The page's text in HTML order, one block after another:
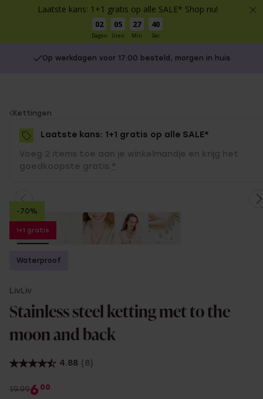
Laatste kans: 1+1 gratis op alle SALE* Shop nu!
02
Dagen
05
Uren
27
Min
40
Sec
Op werkdagen voor 17:00 besteld, morgen in huis
You
are
here:
Kettingen
Laatste kans: 1+1 gratis op alle SALE*
Voeg 2 items toe aan je winkelmandje en krijg het
goedkoopste gratis. *
-70%
1+1 gratis
Waterproof
LivLiv
Stainless steel ketting met to the
moon and back
4.88 (8)
19.996 00